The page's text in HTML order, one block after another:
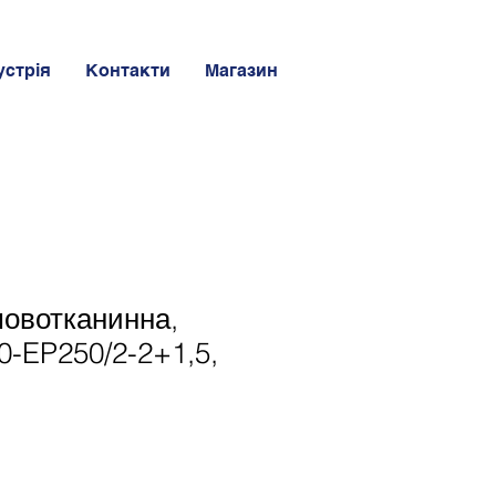
Контакти Магазин
EP250/2-2+1,5,